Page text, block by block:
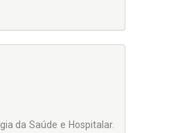
da Saúde e Hospitalar.